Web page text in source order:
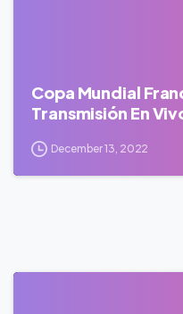
Copa Mundial
Transmisión En
December 13, 2022